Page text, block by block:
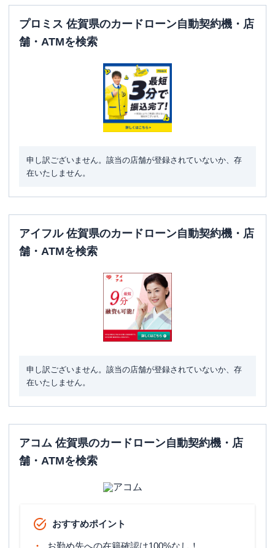
プロミス 佐賀県のカードローン自動契約機・店
舗・ATMを検索
申し訳ございません。該当の店舗が登録されていないか、存
在いたしません。
アイフル 佐賀県のカードローン自動契約機・店
舗・ATMを検索
申し訳ございません。該当の店舗が登録されていないか、存
在いたしません。
アコム 佐賀県のカードローン自動契約機・店
舗・ATMを検索
おすすめポイント
お勤め先への在籍確認は100%なし！